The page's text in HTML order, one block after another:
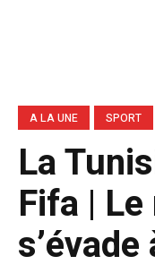
A LA UNE SPORT
La
Fifa |